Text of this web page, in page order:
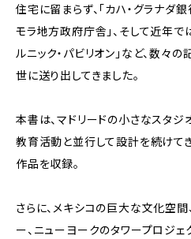
住宅に留まらず、「カハ・グラナダ
モラ地方政府庁舎」、そして近年
ルニック・パビリオン」など、数々
世に送り出してきました。
本書は、マドリードの小さなスタ
教育活動と並行して設計を続けて
作品を収録。
さらに、メキシコの巨大な文化空間
ー、ニューヨークのタワープロジェ